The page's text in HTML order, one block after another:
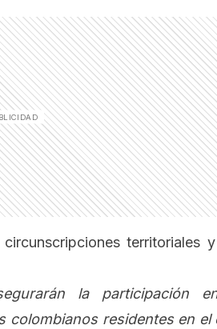
territoriales
la participación
residentes en el